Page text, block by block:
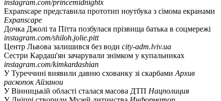
instagram.com/princemidnightx
Expanscape представила прототип ноутбука з сімома екранами
Expanscape
Дочка Джолі та Пітта позбулася прізвища батька в соцмережі
instagram.com/shiloh.jolie.pitt
Центр Львова залишився без води city-adm.lviv.ua
Сестри Кардаш'ян зачарували знімком у купальниках
instagram.com/kimkardashian
У Туреччині виявили давню схованку зі скарбами Архив
раскопок Айзанои
У Вінницькій області сталася масова ДТП Нацполиция